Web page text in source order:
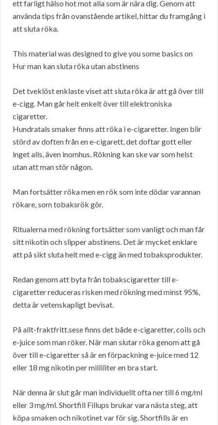
ett farligt hälso hot mot alla som är nära dig. Genom att
använda tips från ovanstående artikel, hittar du framgång i
att sluta röka.
This material was designed to give you some basics on
Hur man kan sluta röka utan abstinens
Det tveklöst enklaste viset att sluta röka är att gå över till
e-cigg. Man går helt enkelt över till elektroniska
cigaretter.
Hundratals smaker finns att röka i e-cigaretter. Ingen blir
störd av doften från en e-cigarett, det doftar gott eller
inget alls, även inomhus. Rökning kan ske var som helst
utan att man stör någon.
Man fortsätter röka men en rök som inte dödar varannan
rökare, som tobaksrök gör.
Ritualerna med rökning fortsätter som vanligt och man får
sitt nikotin och slipper abstinens. Det är mycket enklare
att på sikt sluta helt med e-cigg än med tobaksprodukter.
Redan genom att byta från tobakscigaretter till e-
cigaretter reduceras risken med rökning med minst 95%,
detta är vetenskapligt bevisat.
På allt-fraktfritt.sese finns det både e-cigaretter, coils och
e-juice som man röker. När man slutar röka genom att gå
över till e-cigaretter så är en förpackning e-juice med 12
eller 18 mg nikotin per milliliter en bra start.
När denna är slut går man individuellt ofta ner till 6 mg/ml
eller 3 mg/ml. Shortfill Fillups brukar vara nästa steg, att
köpa smaken och nikotinet var för sig. Shortfills är en